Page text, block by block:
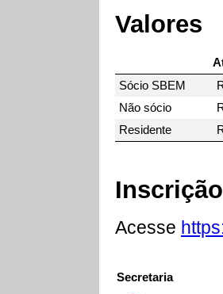
Valores
Sócio SBEM
Não sócio
Residente
Inscrição
Acesse
Secretaria